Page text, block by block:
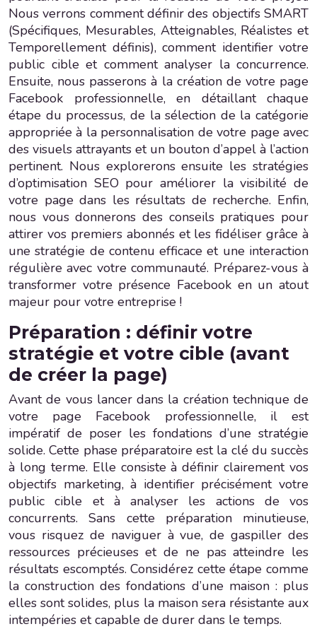
Nous verrons comment définir des objectifs SMART
(Spécifiques, Mesurables, Atteignables, Réalistes et
Temporellement définis), comment identifier votre
public cible et comment analyser la concurrence.
Ensuite, nous passerons à la création de votre page
Facebook professionnelle, en détaillant chaque
étape du processus, de la sélection de la catégorie
appropriée à la personnalisation de votre page avec
des visuels attrayants et un bouton d’appel à l’action
pertinent. Nous explorerons ensuite les stratégies
d’optimisation SEO pour améliorer la visibilité de
votre page dans les résultats de recherche. Enfin,
nous vous donnerons des conseils pratiques pour
attirer vos premiers abonnés et les fidéliser grâce à
une stratégie de contenu efficace et une interaction
régulière avec votre communauté. Préparez-vous à
transformer votre présence Facebook en un atout
majeur pour votre entreprise !
Préparation : définir votre
stratégie et votre cible (avant
de créer la page)
Avant de vous lancer dans la création technique de
votre page Facebook professionnelle, il est
impératif de poser les fondations d’une stratégie
solide. Cette phase préparatoire est la clé du succès
à long terme. Elle consiste à définir clairement vos
objectifs marketing, à identifier précisément votre
public cible et à analyser les actions de vos
concurrents. Sans cette préparation minutieuse,
vous risquez de naviguer à vue, de gaspiller des
ressources précieuses et de ne pas atteindre les
résultats escomptés. Considérez cette étape comme
la construction des fondations d’une maison : plus
elles sont solides, plus la maison sera résistante aux
intempéries et capable de durer dans le temps.